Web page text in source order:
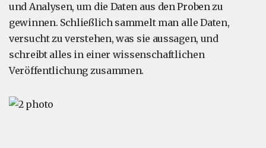
und Analysen, um die Daten aus den Proben zu
gewinnen. Schließlich sammelt man alle Daten,
versucht zu verstehen, was sie aussagen, und
schreibt alles in einer wissenschaftlichen
Veröffentlichung zusammen.